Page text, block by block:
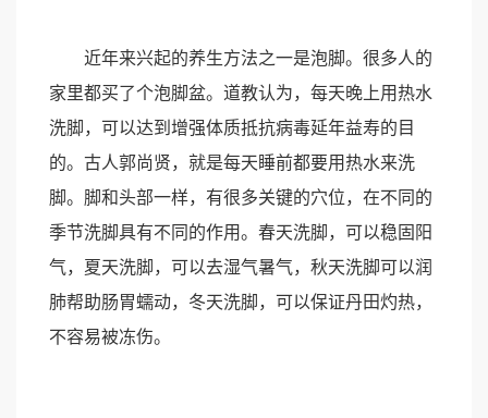
近年来兴起的养生方法之一是泡脚。很多人的
家里都买了个泡脚盆。道教认为，每天晚上用热水
洗脚，可以达到增强体质抵抗病毒延年益寿的目
的。古人郭尚贤，就是每天睡前都要用热水来洗
脚。脚和头部一样，有很多关键的穴位，在不同的
季节洗脚具有不同的作用。春天洗脚，可以稳固阳
气，夏天洗脚，可以去湿气暑气，秋天洗脚可以润
肺帮助肠胃蠕动，冬天洗脚，可以保证丹田灼热，
不容易被冻伤。